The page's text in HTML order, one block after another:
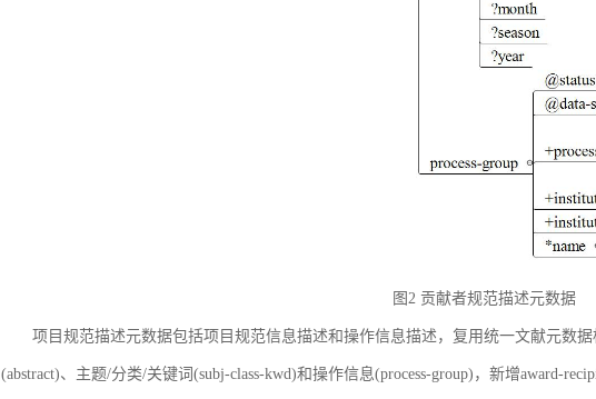
图2 贡献者规范描述元数据
项目规范描述元数据包括项目规范信息描述和操作信息描述，复用统一文献元数
(abstract)、主题/分类/关键词(subj-class-kwd)和操作信息(process-group)，新增award-